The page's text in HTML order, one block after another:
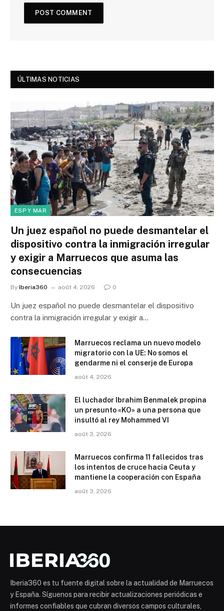
ÚLTIMAS NOTICIAS
ESP Y MAR
Un juez español no puede desmantelar el
dispositivo contra la inmigración irregular
y exigir a Marruecos que asuma las
consecuencias
By Iberia360 août 4, 2026 0
Un juez español no puede desmantelar el dispositivo
contra la inmigración irregular y exigir a…
Marruecos reclama un nuevo modelo
migratorio con la UE: No somos el
gendarme ni el conserje de Europa
août 4, 2026
El luchador Ibrahim Benmalek propina
un presunto «KO» a una persona que
insultó al rey Mohammed VI
août 3, 2026
Marruecos confirma 11 fallecidos tras
los intentos de cruce hacia Ceuta y
mantiene la cooperación con España
août 3, 2026
Iberia360 es tu fuente digital sobre la actualidad de Marruecos
y España. Síguenos para recibir actualizaciones periódicas e
informes confiables que cubran diversos campos culturales,